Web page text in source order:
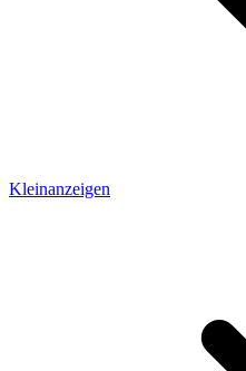
Kleinanzeigen